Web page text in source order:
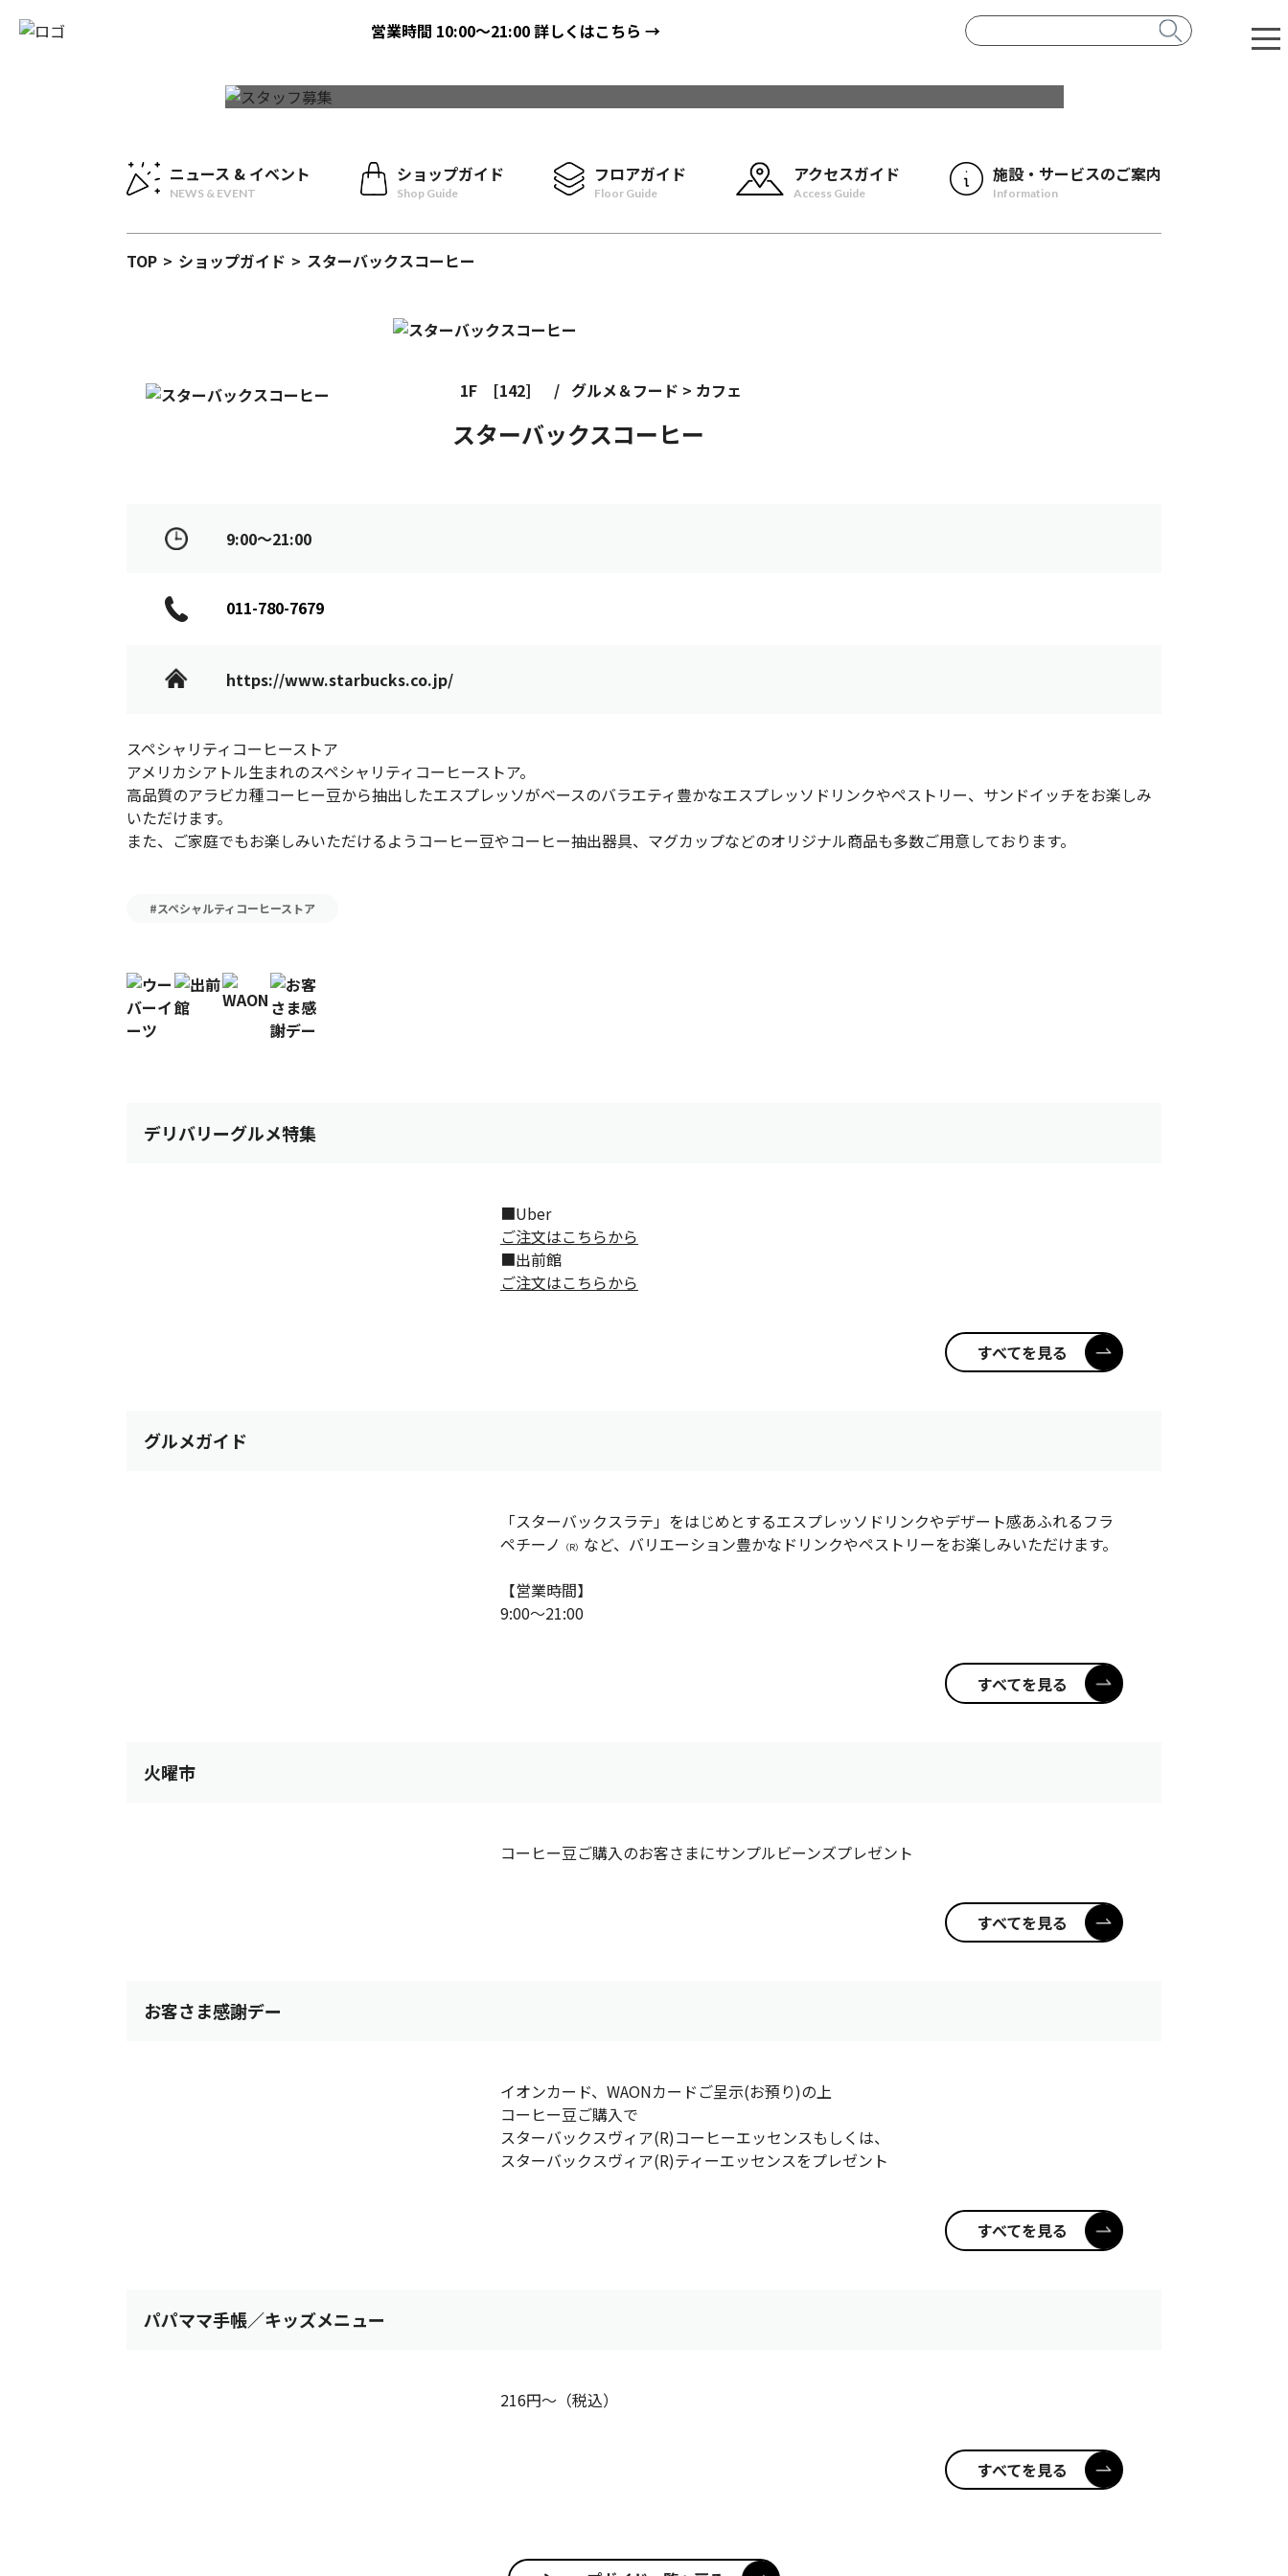
営業時間 10:00〜21:00詳しくはこちら →
ニュース & イベント
NEWS & EVENT
ショップガイド
Shop Guide
フロアガイド
Floor Guide
アクセスガイド
Access Guide
施設・サービスのご案内
Information
TOP > ショップガイド > スターバックスコーヒー
1F [142] / グルメ＆フード > カフェ
スターバックスコーヒー
9:00～21:00
011-780-7679
https://www.starbucks.co.jp/
スペシャリティコーヒーストア
アメリカシアトル生まれのスペシャリティコーヒーストア。
高品質のアラビカ種コーヒー豆から抽出したエスプレッソがベースのバラエティ豊かなエスプレッソドリンクやペストリー、サンドイッチをお楽しみ
いただけます。
また、ご家庭でもお楽しみいただけるようコーヒー豆やコーヒー抽出器具、マグカップなどのオリジナル商品も多数ご用意しております。
#スペシャルティコーヒーストア
デリバリーグルメ特集
■Uber
ご注文はこちらから
■出前館
ご注文はこちらから
すべてを見る
グルメガイド
「スターバックスラテ」をはじめとするエスプレッソドリンクやデザート感あふれるフラ
ペチーノ
（R） など、バリエーション豊かなドリンクやペストリーをお楽しみいただけます。
【営業時間】
9:00～21:00
すべてを見る
火曜市
コーヒー豆ご購入のお客さまにサンプルビーンズプレゼント
すべてを見る
お客さま感謝デー
イオンカード、WAONカードご呈示(お預り)の上
コーヒー豆ご購入で
スターバックスヴィア(R)コーヒーエッセンスもしくは、
スターバックスヴィア(R)ティーエッセンスをプレゼント
すべてを見る
パパママ手帳／キッズメニュー
216円～（税込）
すべてを見る